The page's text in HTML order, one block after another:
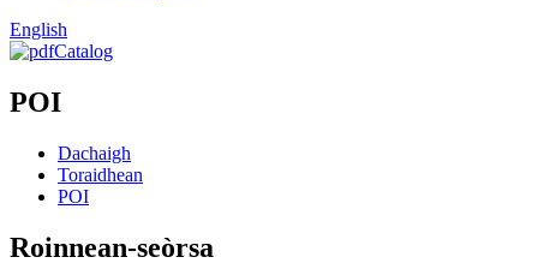
English
Catalog
POI
Dachaigh
Toraidhean
POI
Roinnean-seòrsa